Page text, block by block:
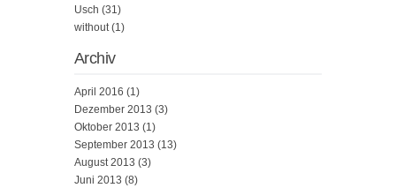
Usch (31)
without(1)
Archiv
April 2016 (1)
Dezember 2013 (3)
Oktober 2013 (1)
September 2013 (13)
August 2013 (3)
Juni 2013 (8)